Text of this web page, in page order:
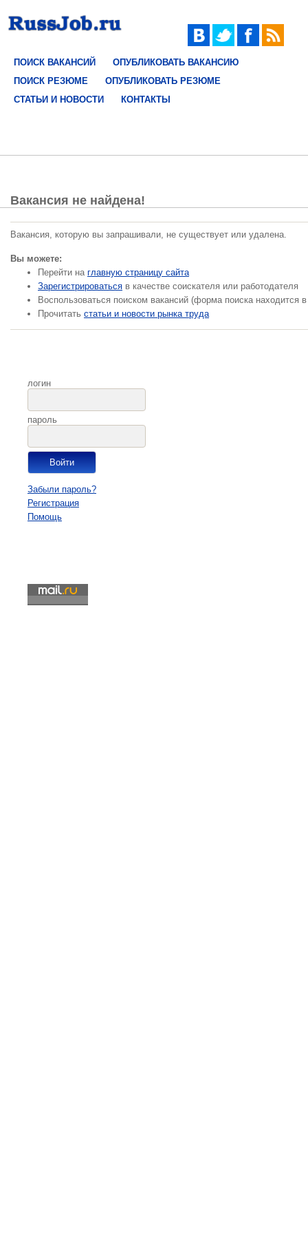
ПОИСК ВАКАНСИЙ
ОПУБЛИКОВАТЬ ВАКАНСИЮ
ПОИСК РЕЗЮМЕ
ОПУБЛИКОВАТЬ РЕЗЮМЕ
СТАТЬИ И НОВОСТИ
КОНТАКТЫ
Вакансия не найдена!
Вакансия, которую вы запрашивали, не существует или удалена.
Вы можете:
Перейти на главную страницу сайта
Зарегистрироваться в качестве соискателя или работодателя
Воспользоваться поиском вакансий (форма поиска находится
Прочитать статьи и новости рынка труда
логин
пароль
Забыли пароль?
Регистрация
Помощь